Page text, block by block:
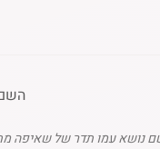
נושא עמו תדר של שאיפה